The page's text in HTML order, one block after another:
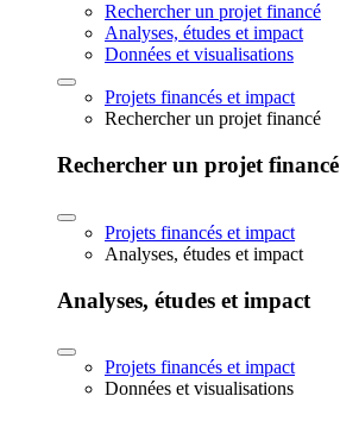
Rechercher un projet financé
Analyses, études et impact
Données et visualisations
Projets financés et impact
Rechercher un projet financé
Rechercher un projet financé
Projets financés et impact
Analyses, études et impact
Analyses, études et impact
Projets financés et impact
Données et visualisations